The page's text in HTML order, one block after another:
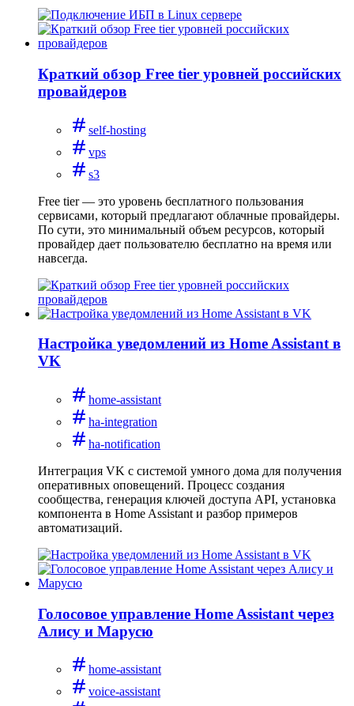
Краткий обзор Free tier уровней российских
провайдеров
self-hosting
vps
s3
Free tier — это уровень бесплатного пользования
сервисами, который предлагают облачные провайдеры.
По сути, это минимальный объем ресурсов, который
провайдер дает пользователю бесплатно на время или
навсегда.
Настройка уведомлений из Home Assistant в
VK
home-assistant
ha-integration
ha-notification
Интеграция VK с системой умного дома для получения
оперативных оповещений. Процесс создания
сообщества, генерация ключей доступа API, установка
компонента в Home Assistant и разбор примеров
автоматизаций.
Голосовое управление Home Assistant через
Алису и Марусю
home-assistant
voice-assistant